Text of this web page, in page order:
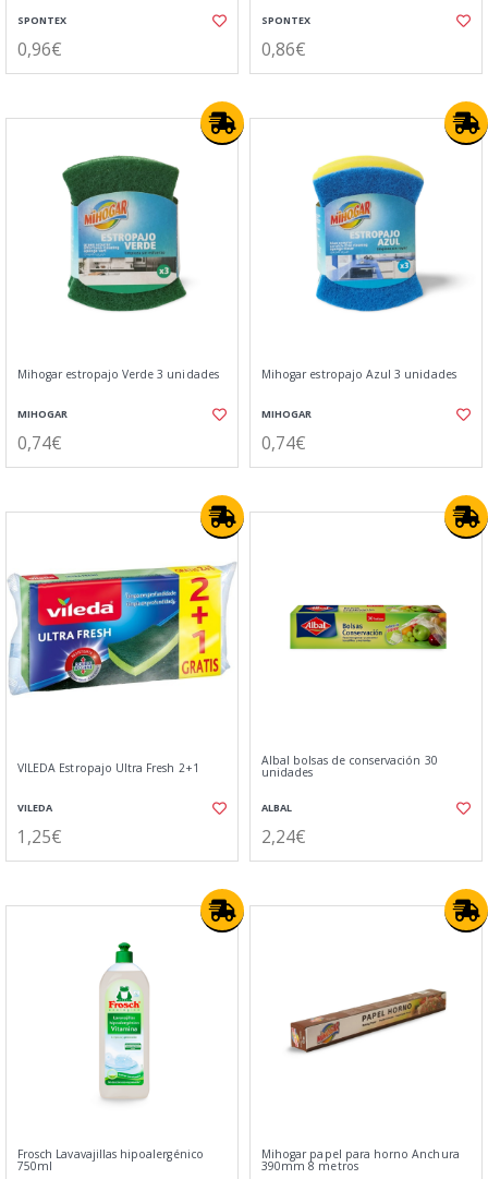
SPONTEX
0,96€
SPONTEX
0,86€
Mihogar estropajo Verde 3 unidades
MIHOGAR
0,74€
Mihogar estropajo Azul 3 unidades
MIHOGAR
0,74€
VILEDA Estropajo Ultra Fresh 2+1
VILEDA
1,25€
Albal bolsas de conservación 30
unidades
ALBAL
2,24€
Frosch Lavavajillas hipoalergénico
750ml
Mihogar papel para horno Anchura
390mm 8 metros